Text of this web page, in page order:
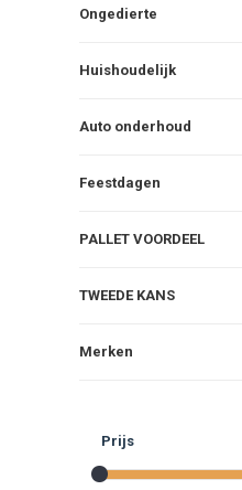
Ongedierte
Huishoudelijk
Auto onderhoud
Feestdagen
PALLET VOORDEEL
TWEEDE KANS
Merken
Prijs